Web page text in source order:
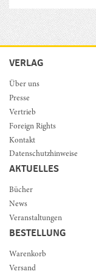
VERLAG
Über uns
Presse
Vertrieb
Foreign Rights
Kontakt
Datenschutzhinweise
AKTUELLES
Bücher
News
Veranstaltungen
BESTELLUNG
Warenkorb
Versand